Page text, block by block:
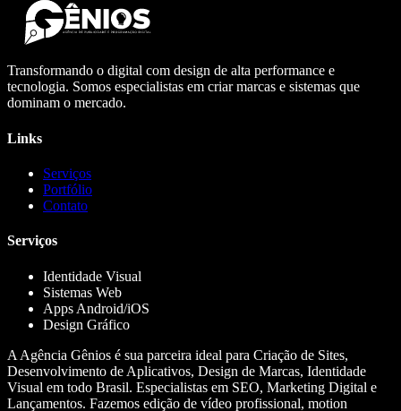
Transformando o digital com design de alta performance e
tecnologia. Somos especialistas em criar marcas e sistemas que
dominam o mercado.
Links
Serviços
Portfólio
Contato
Serviços
Identidade Visual
Sistemas Web
Apps Android/iOS
Design Gráfico
A Agência Gênios é sua parceira ideal para Criação de Sites,
Desenvolvimento de Aplicativos, Design de Marcas, Identidade
Visual em todo Brasil. Especialistas em SEO, Marketing Digital e
Lançamentos. Fazemos edição de vídeo profissional, motion